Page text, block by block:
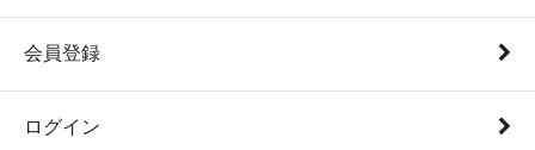
会員登録
ログイン